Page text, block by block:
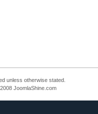
unless otherwise stated.
JoomlaShine.com